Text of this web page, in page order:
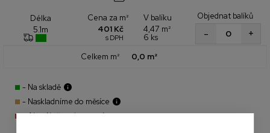
Délka
5.1m
Cena za m²
401 Kč
s DPH
V balíku
4,47 m²
6 ks
Objednat balíků
+
-
Celkem m² 0,0 m²
- Na skladě
- Naskladníme do měsíce
- Aktuálně nedostupné